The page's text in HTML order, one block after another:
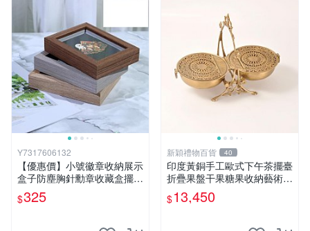
Y7317606132
【優惠價】小號徽章收納展示
盒子防塵胸針勳章收藏盒擺臺
展示架
$325
新穎禮物百貨 40
印度黃銅手工歐式下午茶擺臺
折疊果盤干果糖果收納藝術擺
件
$13,450